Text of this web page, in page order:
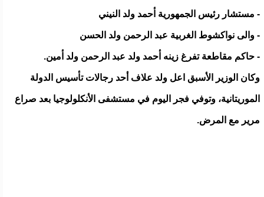
- ﻣﺴﺘﺸﺎﺭ ﺭﺋﻴﺲ ﺍﻟﺠﻤﻬﻮﺭﻳﺔ ﺃﺣﻤﺪ ﻭﻟﺪ ﺍﻟﻨﻴﻨﻲ
- ﻭﺍﻟﻰ ﻧﻮﺍﻛﺸﻮﻁ ﺍﻟﻐﺮﺑﻴﺔ ﻋﺒﺪ ﺍﻟﺮﺣﻤﻦ ﻭﻟﺪ ﺍﻟﺤﺴﻦ
- ﺣﺎﻛﻢ ﻣﻘﺎﻃﻌﺔ ﺗﻔﺮﻍ ﺯﻳﻨﻪ ﺃﺣﻤﺪ ﻭﻟﺪ ﻋﺒﺪ ﺍﻟﺮﺣﻤﻦ ﻭﻟﺪ ﺃﻣﻴﻦ.
وكان الوزير الأسبق اعل ولد علاف أحد رجالات تأسيس الدولة
الموريتانية، وتوفي فجر اليوم في مستشفى الأنكلولوجيا بعد صراع
مرير مع المرض.